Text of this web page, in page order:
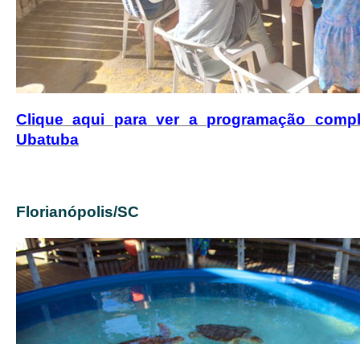
Clique aqui para ver a programação
Ubatuba
Florianópolis/SC